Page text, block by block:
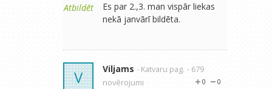
Atbildēt
Es par 2.,3. man vispār liekas
nekā janvārī bildēta.
V Viljams - Katvaru pag. - 679
novērojumi
0
0